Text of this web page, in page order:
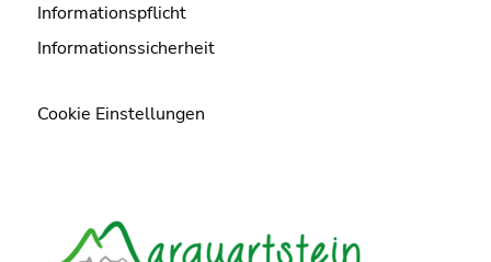
Informationspflicht
Informationssicherheit
Cookie Einstellungen